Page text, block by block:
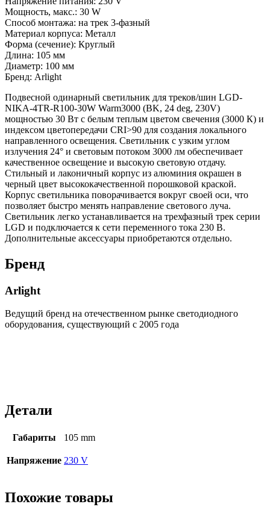
Мощность, макс.: 30 W
Способ монтажа: на трек 3-фазный
Материал корпуса: Металл
Форма (сечение): Круглый
Длина: 105 мм
Диаметр: 100 мм
Бренд: Arlight
Подвесной одинарный светильник для треков/шин LGD-
NIKA-4TR-R100-30W Warm3000 (BK, 24 deg, 230V)
мощностью 30 Вт с белым теплым цветом свечения (3000 К) и
индексом цветопередачи CRI>90 для создания локального
направленного освещения. Светильник с узким углом
излучения 24° и световым потоком 3000 лм обеспечивает
качественное освещение и высокую световую отдачу.
Стильный и лаконичный корпус из алюминия окрашен в
черный цвет высококачественной порошковой краской.
Корпус светильника поворачивается вокруг своей оси, что
позволяет быстро менять направление светового луча.
Светильник легко устанавливается на трехфазный трек серии
LGD и подключается к сети переменного тока 230 В.
Дополнительные аксессуары приобретаются отдельно.
Бренд
Arlight
Ведущий бренд на отечественном рынке светодиодного
оборудования, существующий с 2005 года
Детали
Габариты 105 mm
Напряжение 230 V
Похожие товары